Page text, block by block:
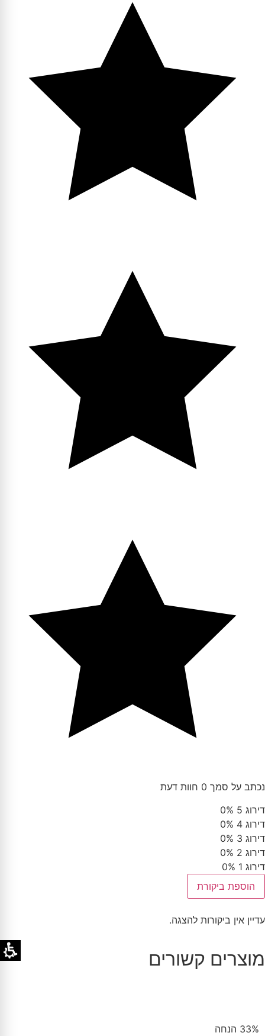
נכתב על סמך 0 חוות דעת
דירוג 5
0%
דירוג 4
0%
דירוג 3
0%
דירוג 2
0%
דירוג 1
0%
הוספת ביקורת
עדיין אין ביקורות להצגה.
מוצרים קשורים
33% הנחה